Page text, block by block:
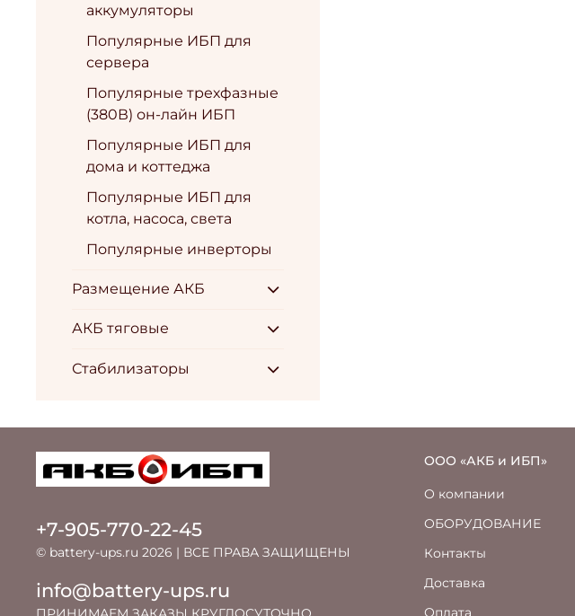
аккумуляторы
Популярные ИБП для
сервера
Популярные трехфазные
(380В) он-лайн ИБП
Популярные ИБП для
дома и коттеджа
Популярные ИБП для
котла, насоса, света
Популярные инверторы
Размещение АКБ
АКБ тяговые
Стабилизаторы
ООО «АКБ и ИБП»
О компании
ОБОРУДОВАНИЕ
Контакты
Доставка
Оплата
+7-905-770-22-45
© battery-ups.ru 2026 | ВСЕ ПРАВА ЗАЩИЩЕНЫ
info@battery-ups.ru